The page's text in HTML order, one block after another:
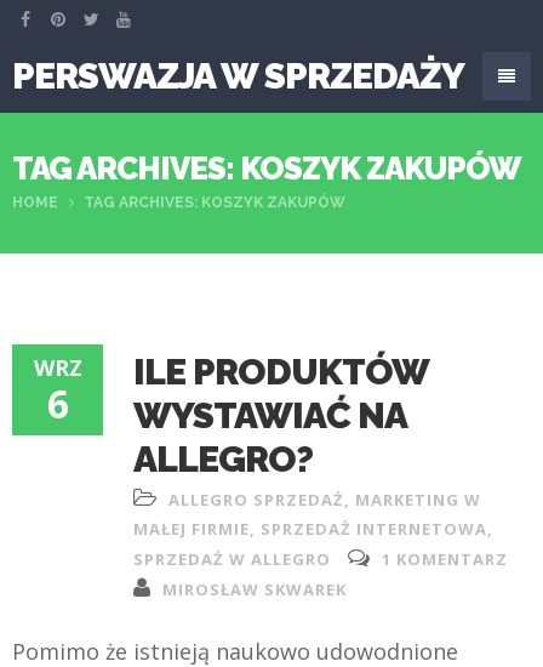
PERSWAZJA W SPRZEDAŻY
TAG ARCHIVES: KOSZYK ZAKUPÓW
HOME TAG ARCHIVES: KOSZYK ZAKUPÓW
WRZ
6
ILE PRODUKTÓW
WYSTAWIAĆ NA
ALLEGRO?
ALLEGRO SPRZEDAŻ, MARKETING W
MAŁEJ FIRMIE, SPRZEDAŻ INTERNETOWA,
SPRZEDAŻ W ALLEGRO
1 KOMENTARZ
MIROSŁAW SKWAREK
Pomimo że istnieją naukowo udowodnione